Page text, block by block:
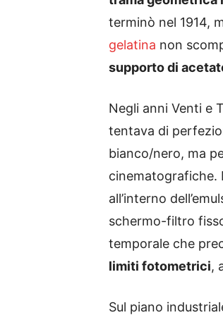
terminò nel 1914,
gelatina non
supporto di
Negli anni Venti e
tentava di
bianco/nero, ma
cinematografiche.
all’interno
schermo-filtro
temporale che
limiti fotometrici,
Sul piano